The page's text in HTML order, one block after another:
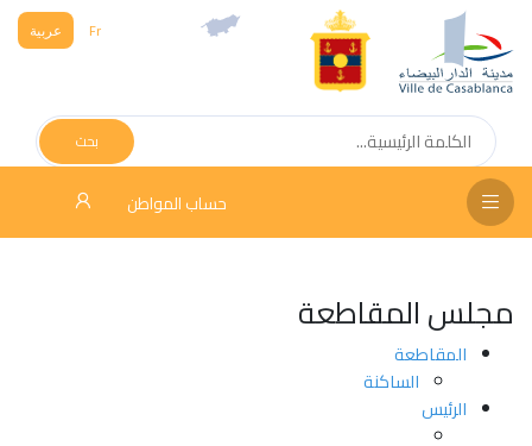
Fr عربية
بحث
حساب المواطن
مجلس المقاطعة
المقاطعة
الساكنة
الرئيس